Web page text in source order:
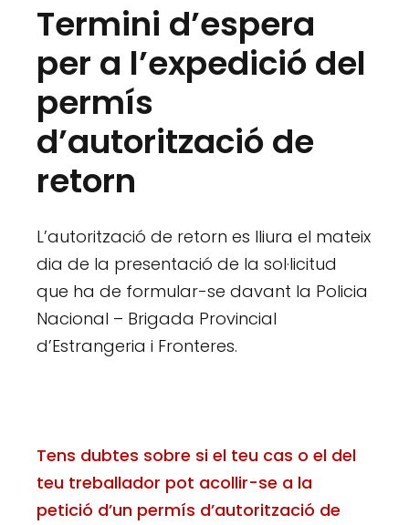
Termini d’espera
per a l’expedició del
permís
d’autorització de
retorn
L’autorització de retorn es lliura el mateix
dia de la presentació de la sol·licitud
que ha de formular-se davant la Policia
Nacional – Brigada Provincial
d’Estrangeria i Fronteres.
Tens dubtes sobre si el teu cas o el del
teu treballador pot acollir-se a la
petició d’un permís d’autorització de